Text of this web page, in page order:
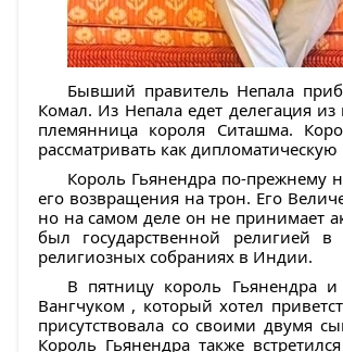
Бывший правитель Непала
Комал. Из Непала едет делегация
племянница короля Ситашма.
рассматривать как
Король Гьянендра по-прежнему
его возвращения на трон. Его
но на самом деле он не принимает
был государственной религией
религиозных собраниях в Индии.
В пятницу король Гьянендра
Вангчуком , который хотел
присутствовала со своими двумя
Король Гьянендра также